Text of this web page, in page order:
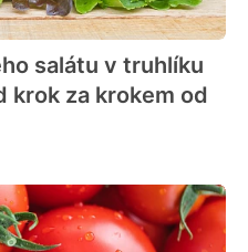
salátu v truhlíku
krok za krokem od